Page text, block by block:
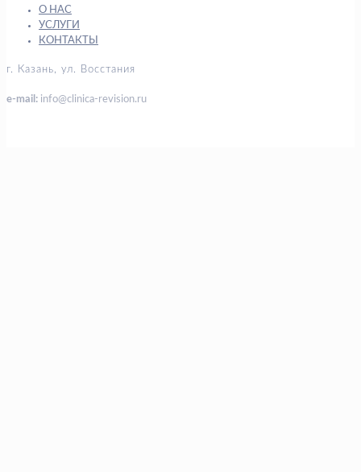
О НАС
УСЛУГИ
КОНТАКТЫ
г. Казань, ул. Восстания
e-mail: info@clinica-revision.ru